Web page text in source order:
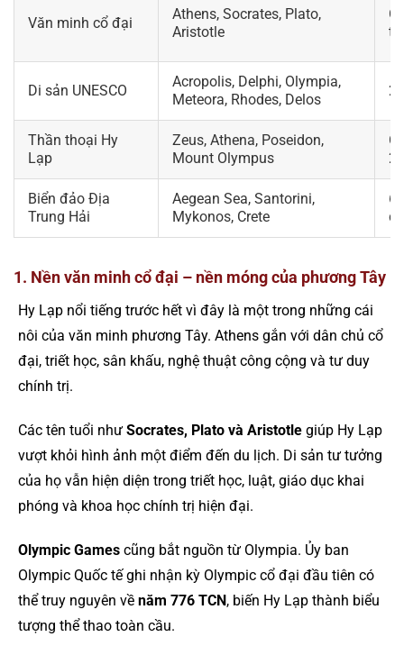
Văn minh cổ đại
Athens, Socrates, Plato,
Aristotle
từ
Di sản UNESCO
Acropolis, Delphi, Olympia,
Meteora, Rhodes, Delos
Thần thoại Hy
Lạp
Zeus, Athena, Poseidon,
Mount Olympus
Biển đảo Địa
Trung Hải
Aegean Sea, Santorini,
Mykonos, Crete
1. Nền văn minh cổ đại – nền móng của phương Tây
Hy Lạp nổi tiếng trước hết vì đây là một trong những cái
nôi của văn minh phương Tây. Athens gắn với dân chủ cổ
đại, triết học, sân khấu, nghệ thuật công cộng và tư duy
chính trị.
Các tên tuổi như Socrates, Plato và Aristotle giúp Hy Lạp
vượt khỏi hình ảnh một điểm đến du lịch. Di sản tư tưởng
của họ vẫn hiện diện trong triết học, luật, giáo dục khai
phóng và khoa học chính trị hiện đại.
Olympic Games cũng bắt nguồn từ Olympia. Ủy ban
Olympic Quốc tế ghi nhận kỳ Olympic cổ đại đầu tiên có
thể truy nguyên về năm 776 TCN, biến Hy Lạp thành biểu
tượng thể thao toàn cầu.